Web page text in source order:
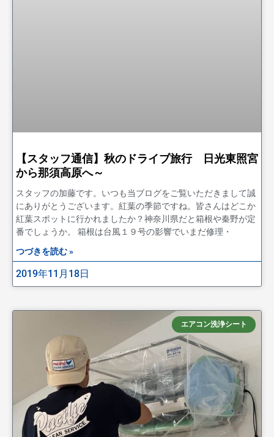
【スタッフ通信】秋のドライブ旅行 日光東照宮
から那須高原へ～
スタッフの加藤です。いつも当ブログをご覧いただきまして誠
にありがとうございます。紅葉の季節ですね。皆さんはどこか
紅葉スポットに行かれましたか？神奈川県だと箱根や秦野が定
番でしょうか。 箱根は台風１９号の影響でいまだ修理・
つづきを読む »
2019年11月18日
エアコン洗浄シート